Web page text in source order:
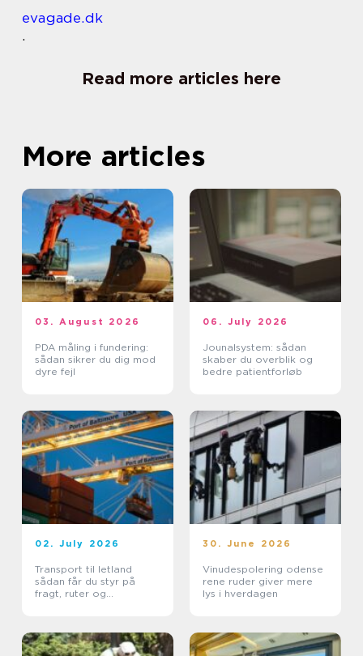
evagade.dk
.
Read more articles here
More articles
03. August 2026
PDA måling i fundering:
sådan sikrer du dig mod
dyre fejl
06. July 2026
Jounalsystem: sådan
skaber du overblik og
bedre patientforløb
02. July 2026
Transport til letland
sådan får du styr på
fragt, ruter og
30. June 2026
Vinudespolering odense
rene ruder giver mere
lys i hverdagen